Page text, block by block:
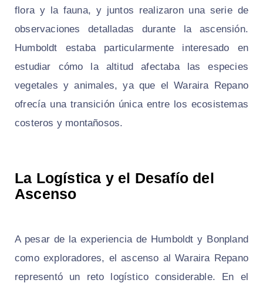
flora y la fauna, y juntos realizaron una serie de
observaciones detalladas durante la ascensión.
Humboldt estaba particularmente interesado en
estudiar cómo la altitud afectaba las especies
vegetales y animales, ya que el Waraira Repano
ofrecía una transición única entre los ecosistemas
costeros y montañosos.
La Logística y el Desafío del
Ascenso
A pesar de la experiencia de Humboldt y Bonpland
como exploradores, el ascenso al Waraira Repano
representó un reto logístico considerable. En el